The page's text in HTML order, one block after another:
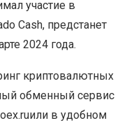
участие в
Cash, предстанет
2024 года.
криптовалютных
обменный сервис
в удобном